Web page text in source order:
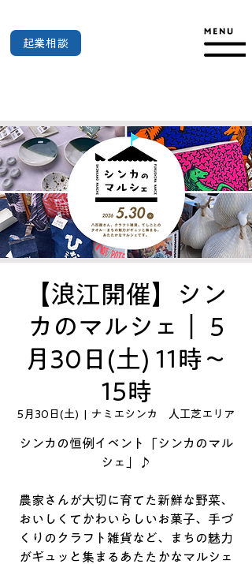
起業相談
【浪江開催】シン
カのマルシェ｜ 5
月30日(土) 11時～
15時
5月30日(土) ナミエシンカ 人工芝エリア
シンカの恒例イベント「シンカのマル
シェ」♪
農家さんが大切に育てた新鮮な野菜、
おいしくてかわいらしいお菓子、手づ
くりのクラフト雑貨など、まちの魅力
がギュッと集まるあたたかなマルシェ